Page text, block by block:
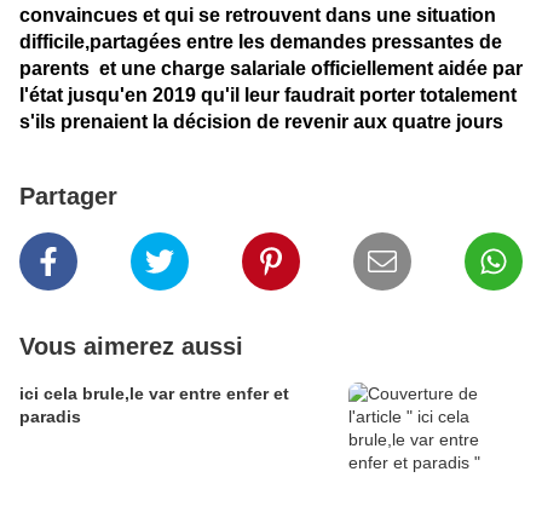
convaincues et qui se retrouvent dans une situation
difficile,partagées entre les demandes pressantes de
parents et une charge salariale officiellement aidée par
l'état jusqu'en 2019 qu'il leur faudrait porter totalement
s'ils prenaient la décision de revenir aux quatre jours
Partager
Vous aimerez aussi
ici cela brule,le var entre enfer et
paradis